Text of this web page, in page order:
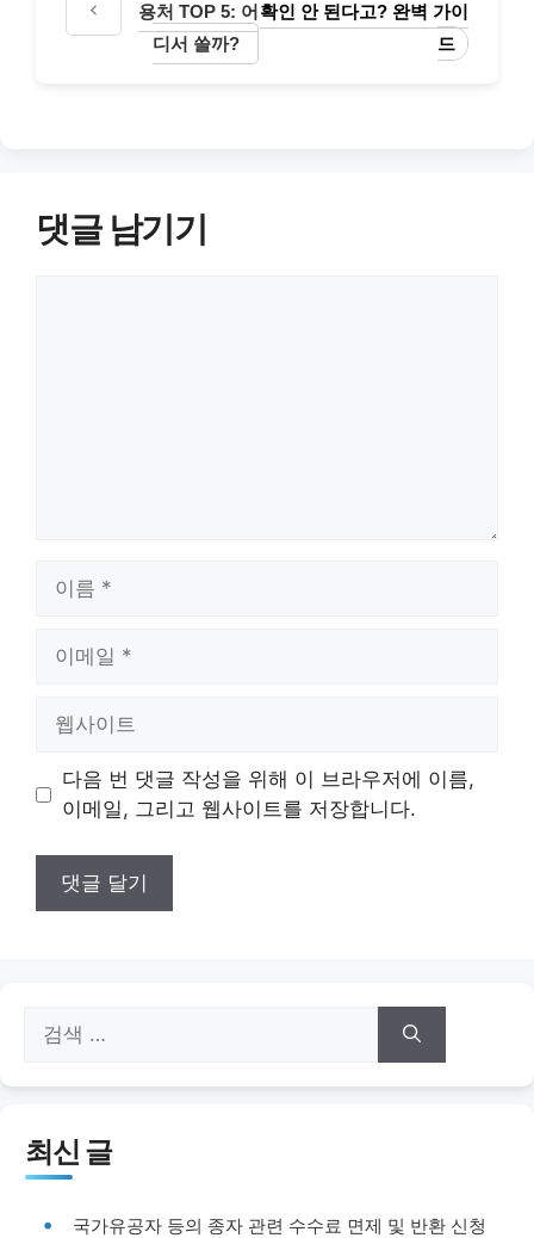
용처 TOP 5: 어
디서 쓸까?
확인 안 된다고? 완벽 가이
드
댓글 남기기
트
다음 번 댓글 작성을 위해 이 브라우저에 이름,
이메일, 그리고 웹사이트를 저장합니다.
색:
최신 글
국가유공자 등의 종자 관련 수수료 면제 및 반환 신청